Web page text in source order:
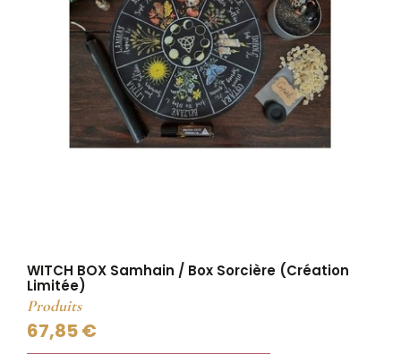
WITCH BOX Samhain / Box Sorcière (Création
Limitée)
Produits
67,85 €